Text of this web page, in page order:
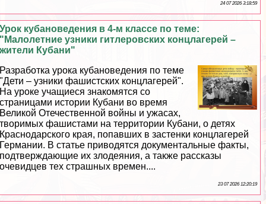
24 07 2026 3:18:59
Урок кубановедения в 4-м классе по теме:
"Малолетние узники гитлеровских концлагерей –
жители Кубани"
Разработка урока кубановедения по теме
"Дети – узники фашистских концлагерей".
На уроке учащиеся знакомятся со
страницами истории Кубани во время
Великой Отечественной войны и ужасах,
творимых фашистами на территории Кубани, о детях
Краснодарского края, попавших в застенки концлагерей
Германии. В статье приводятся документальные факты,
подтверждающие их злодеяния, а также рассказы
очевидцев тех страшных времен....
23 07 2026 12:20:19